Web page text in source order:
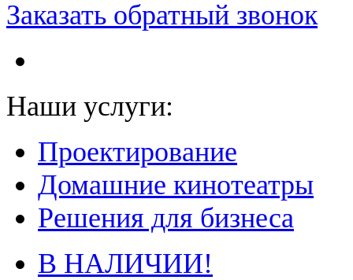
Заказать обратный звонок
Наши услуги:
Проектирование
Домашние кинотеатры
Решения для бизнеса
В НАЛИЧИИ!